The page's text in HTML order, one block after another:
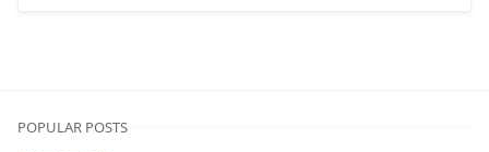
POPULAR POSTS